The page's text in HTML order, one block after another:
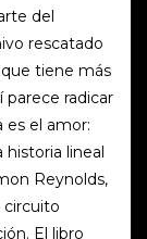
del
rescatado
tiene más
radicar
es el amor:
historia lineal
Reynolds,
circuito
El libro